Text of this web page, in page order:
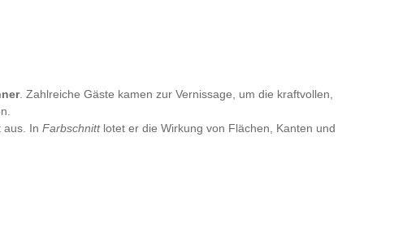
. Zahlreiche Gäste kamen zur Vernissage, um die kraftvollen,
aus. In Farbschnittlotet er die Wirkung von Flächen, Kanten und